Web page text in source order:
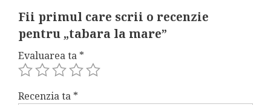
Fii primul care scrii o recenzie
pentru „tabara la mare”
Evaluarea ta *
Recenzia ta *